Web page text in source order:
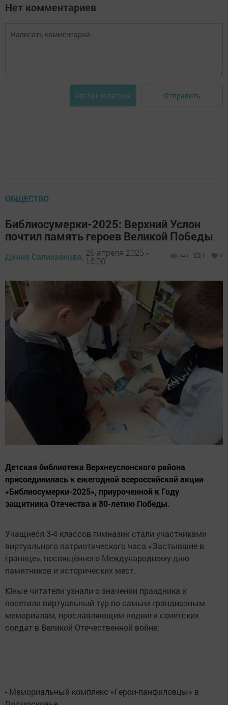
Нет комментариев
Авторизоваться Отправить
ОБЩЕСТВО
Библиосумерки-2025: Верхний Услон
почтил память героев Великой Победы
Диана Салихзанова, 26 апреля 2025 -
16:00
645 0 0
Детская библиотека Верхнеуслонского района
присоединилась к ежегодной всероссийской акции
«Библиосумерки-2025», приуроченной к Году
защитника Отечества и 80-летию Победы.
Учащиеся 3-4 классов гимназии стали участниками
виртуального патриотического часа «Застывшие в
границе», посвящённого Международному дню
памятников и исторических мест.
Юные читатели узнали о значении праздника и
посетили виртуальный тур по самым грандиозным
мемориалам, прославляющим подвиги советских
солдат в Великой Отечественной войне:
- Мемориальный комплекс «Герои-панфиловцы» в